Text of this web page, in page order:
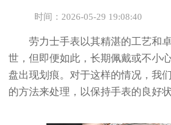
时间：2026-05-29 19:08:40
劳力士手表以其精湛的工艺和卓
世，但即便如此，长期佩戴或不小
盘出现划痕。对于这样的情况，我
的方法来处理，以保持手表的良好状